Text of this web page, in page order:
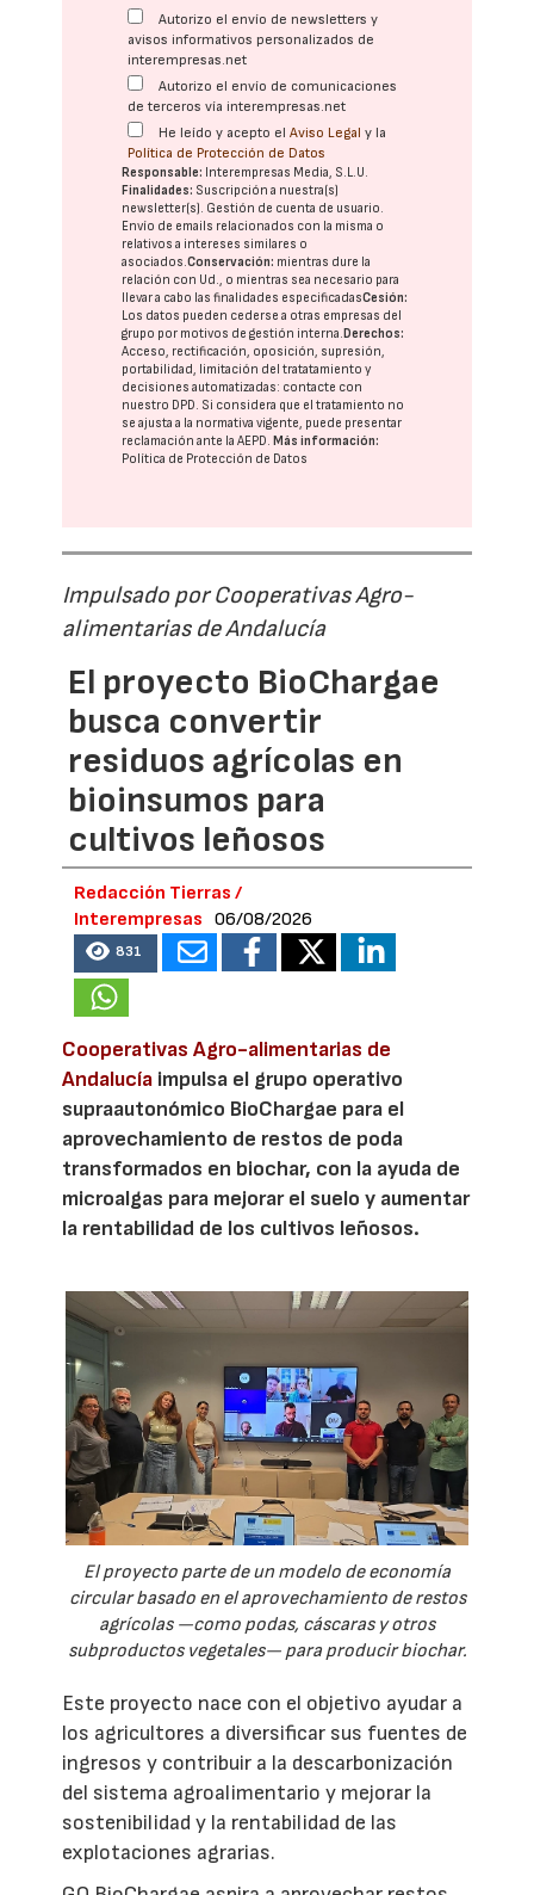
Autorizo el envío de newsletters y
avisos informativos personalizados de
interempresas.net
Autorizo el envío de comunicaciones
de terceros vía interempresas.net
He leído y acepto elAviso Legal y la
Política de Protección de Datos
Responsable: Interempresas Media, S.L.U.
Finalidades: Suscripción a nuestra(s)
newsletter(s). Gestión de cuenta de usuario.
Envío de emails relacionados con la misma o
relativos a intereses similares o
asociados.Conservación: mientras dure la
relación con Ud., o mientras sea necesario para
llevar a cabo las finalidades especificadasCesión:
Los datos pueden cederse a otras empresas del
grupo por motivos de gestión interna.Derechos:
Acceso, rectificación, oposición, supresión,
portabilidad, limitación del tratatamiento y
decisiones automatizadas: contacte con
nuestro DPD. Si considera que el tratamiento no
se ajusta a la normativa vigente, puede presentar
reclamación ante laAEPD.Más información:
Política de Protección de Datos
Impulsado por Cooperativas Agro-
alimentarias de Andalucía
El proyecto BioChargae
busca convertir
residuos agrícolas en
bioinsumos para
cultivos leñosos
Redacción Tierras /
Interempresas
06/08/2026
831
Cooperativas Agro-alimentarias de
Andalucía impulsa el grupo operativo
supraautonómico BioChargae para el
aprovechamiento de restos de poda
transformados en biochar, con la ayuda de
microalgas para mejorar el suelo y aumentar
la rentabilidad de los cultivos leñosos.
El proyecto parte de un modelo de economía
circular basado en el aprovechamiento de restos
agrícolas —como podas, cáscaras y otros
subproductos vegetales— para producir biochar.
Este proyecto nace con el objetivo ayudar a
los agricultores a diversificar sus fuentes de
ingresos y contribuir a la descarbonización
del sistema agroalimentario y mejorar la
sostenibilidad y la rentabilidad de las
explotaciones agrarias.